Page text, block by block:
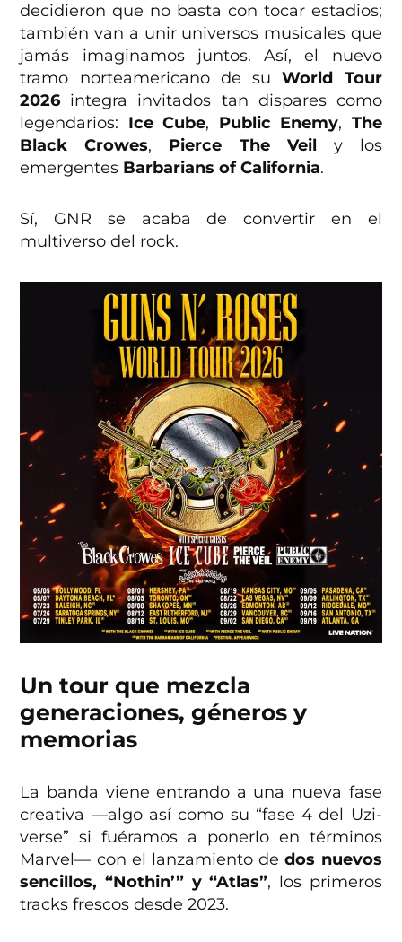
decidieron que no basta con tocar estadios;
también van a unir universos musicales que
jamás imaginamos juntos. Así, el nuevo
tramo norteamericano de suWorld Tour
2026 integra invitados tan dispares como
legendarios: Ice Cube, Public Enemy, The
Black Crowes, Pierce The Veil y los
emergentes Barbarians of California.
Sí, GNR se acaba de convertir en el
multiverso del rock.
Un tour que mezcla
generaciones, géneros y
memorias
La banda viene entrando a una nueva fase
creativa —algo así como su “fase 4 del Uzi-
verse” si fuéramos a ponerlo en términos
Marvel— con el lanzamiento dedos nuevos
sencillos, “Nothin’” y “Atlas”, los primeros
tracks frescos desde 2023.